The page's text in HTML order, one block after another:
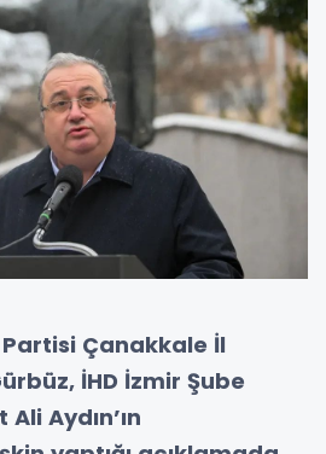
Çanakkale İl
İHD İzmir Şube
Aydın’ın